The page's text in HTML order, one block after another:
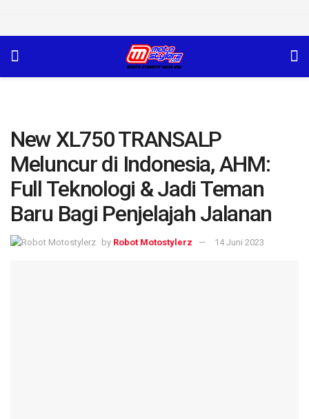
New XL750 TRANSALP
Meluncur di Indonesia, AHM:
Full Teknologi & Jadi Teman
Baru Bagi Penjelajah Jalanan
by Robot Motostylerz 14 Juni 2023